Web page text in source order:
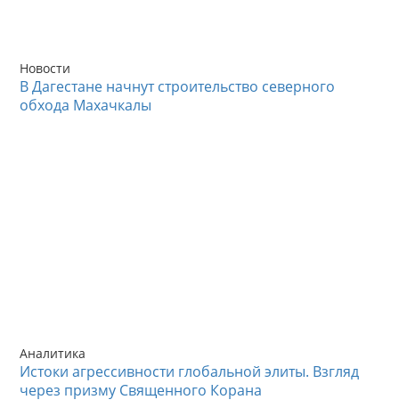
Новости
В Дагестане начнут строительство северного
обхода Махачкалы
Аналитика
Истоки агрессивности глобальной элиты. Взгляд
через призму Священного Корана